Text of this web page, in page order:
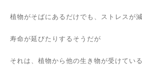
植物がそばにあるだけでも、ストレスが
寿命が延びたりするそうだが
それは、植物から他の生き物が受けている